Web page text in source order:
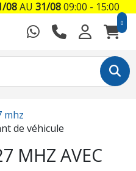
0
mhz
de véhicule
MHZ AVEC
08AU 31/0809:00 - 15:00